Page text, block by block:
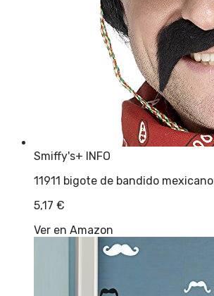
Smiffy's+ INFO
11911 bigote de bandido mexicano
5,17 €
Ver en Amazon